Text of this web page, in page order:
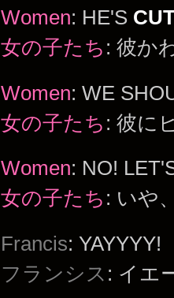
Women: HE'S
女の子たち : 彼か
Women: WE
女の子たち : 彼に
Women: NO!
女の子たち : いや
Francis: YAYYYY!
フランシス : イエ